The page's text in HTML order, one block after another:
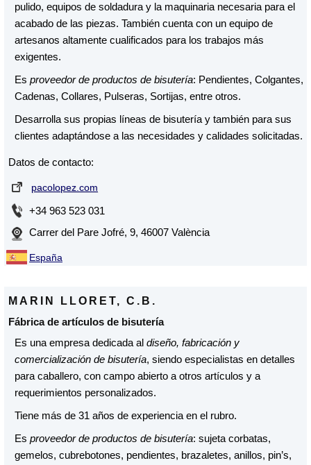
pulido, equipos de soldadura y la maquinaria necesaria para el
acabado de las piezas. También cuenta con un equipo de
artesanos altamente cualificados para los trabajos más
exigentes.
Es proveedor de productos de bisutería: Pendientes, Colgantes,
Cadenas, Collares, Pulseras, Sortijas, entre otros.
Desarrolla sus propias líneas de bisutería y también para sus
clientes adaptándose a las necesidades y calidades solicitadas.
Datos de contacto:
pacolopez.com
+34 963 523 031
Carrer del Pare Jofré, 9, 46007 València
España
MARIN LLORET, C.B.
Fábrica de artículos de bisutería
Es una empresa dedicada al diseño, fabricación y
comercialización de bisutería, siendo especialistas en detalles
para caballero, con campo abierto a otros artículos y a
requerimientos personalizados.
Tiene más de 31 años de experiencia en el rubro.
Es proveedor de productos de bisutería: sujeta corbatas,
gemelos, cubrebotones, pendientes, brazaletes, anillos, pin’s,